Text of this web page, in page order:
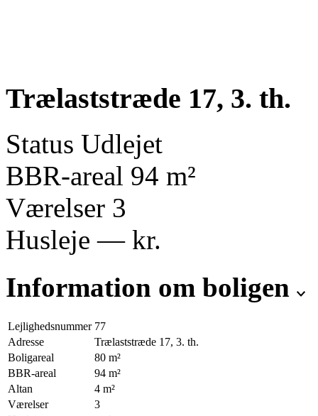
Trælaststræde 17, 3. th.
Status Udlejet
BBR-areal 94 m²
Værelser 3
Husleje —kr.
Information om boligen
Lejlighedsnummer 77
Adresse
Trælaststræde 17, 3. th.
Boligareal
80 m²
BBR-areal
94 m²
Altan
4 m²
Værelser
3